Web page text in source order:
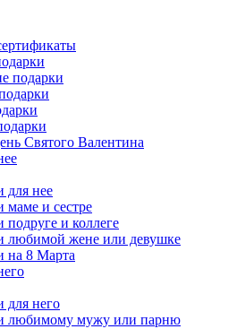
подарки
Святого Валентина
для нее
маме и сестре
подруге и коллеге
любимой жене или девушке
на 8 Марта
для него
любимому мужу или парню